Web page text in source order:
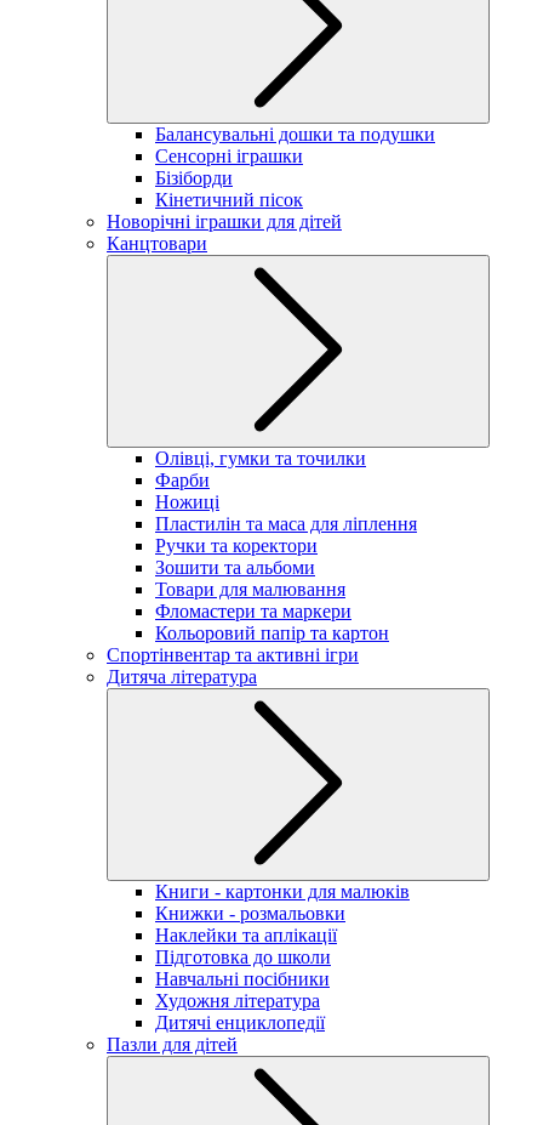
Балансувальні дошки та подушки
Сенсорні іграшки
Бізіборди
Кінетичний пісок
Новорічні іграшки для дітей
Канцтовари
Олівці, гумки та точилки
Фарби
Ножиці
Пластилін та маса для ліплення
Ручки та коректори
Зошити та альбоми
Товари для малювання
Фломастери та маркери
Кольоровий папір та картон
Спортінвентар та активні ігри
Дитяча література
Книги - картонки для малюків
Книжки - розмальовки
Наклейки та аплікації
Підготовка до школи
Навчальні посібники
Художня література
Дитячі енциклопедії
Пазли для дітей